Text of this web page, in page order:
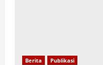
Berita Publikasi